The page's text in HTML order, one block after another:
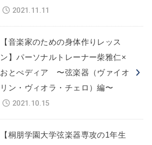
2021.11.11
【音楽家のための身体作りレッス
ン】パーソナルトレーナー柴雅仁×
おとぺディア 〜弦楽器（ヴァイオ
リン・ヴィオラ・チェロ）編〜
2021.10.15
【桐朋学園大学弦楽器専攻の1年生